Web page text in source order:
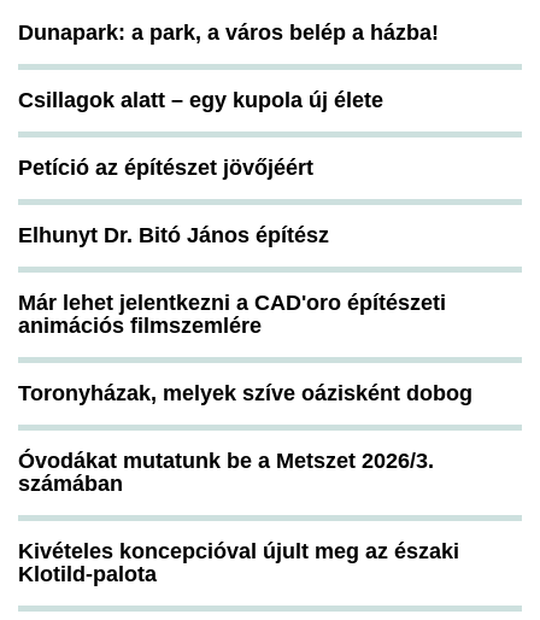
Dunapark: a park, a város belép a házba!
Csillagok alatt – egy kupola új élete
Petíció az építészet jövőjéért
Elhunyt Dr. Bitó János építész
Már lehet jelentkezni a CAD'oro építészeti
animációs filmszemlére
Toronyházak, melyek szíve oázisként dobog
Óvodákat mutatunk be a Metszet 2026/3.
számában
Kivételes koncepcióval újult meg az északi
Klotild-palota